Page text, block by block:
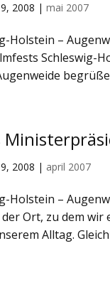
2008 |mai 2007
Holstein –
Schleswig-
2008 | april 2007
Holstein –
Ort, zu dem
Alltag.